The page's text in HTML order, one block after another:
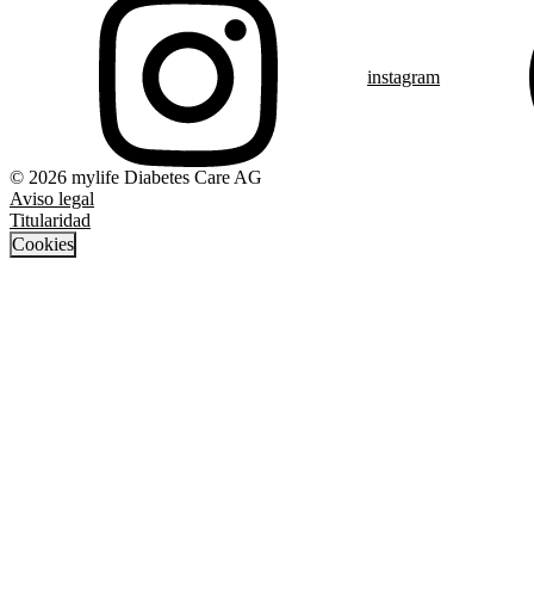
instagram
© 2026 mylife Diabetes Care AG
Aviso legal
Titularidad
Cookies